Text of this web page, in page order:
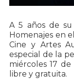
A 5 años de
Homenajes en
Cine y Artes
especial de la
miércoles 17
libre y gratuita.